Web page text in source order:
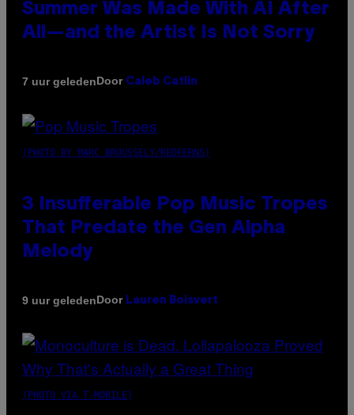
Summer Was Made With AI After
All—and the Artist Is Not Sorry
7 uur geledenDoor Caleb Catlin
(PHOTO BY MARC BROUSSELY/REDFERNS)
3 Insufferable Pop Music Tropes
That Predate the Gen Alpha
Melody
9 uur geledenDoor Lauren Boisvert
(PHOTO VIA T-MOBILE)